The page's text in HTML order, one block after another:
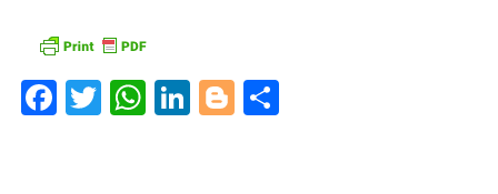
Facebook
TwitterWhatsApp
LinkedIn
Blogger